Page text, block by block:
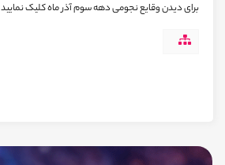
برای دیدن وقایع نجومی دهه سوم آذر ماه کلیک نمایید